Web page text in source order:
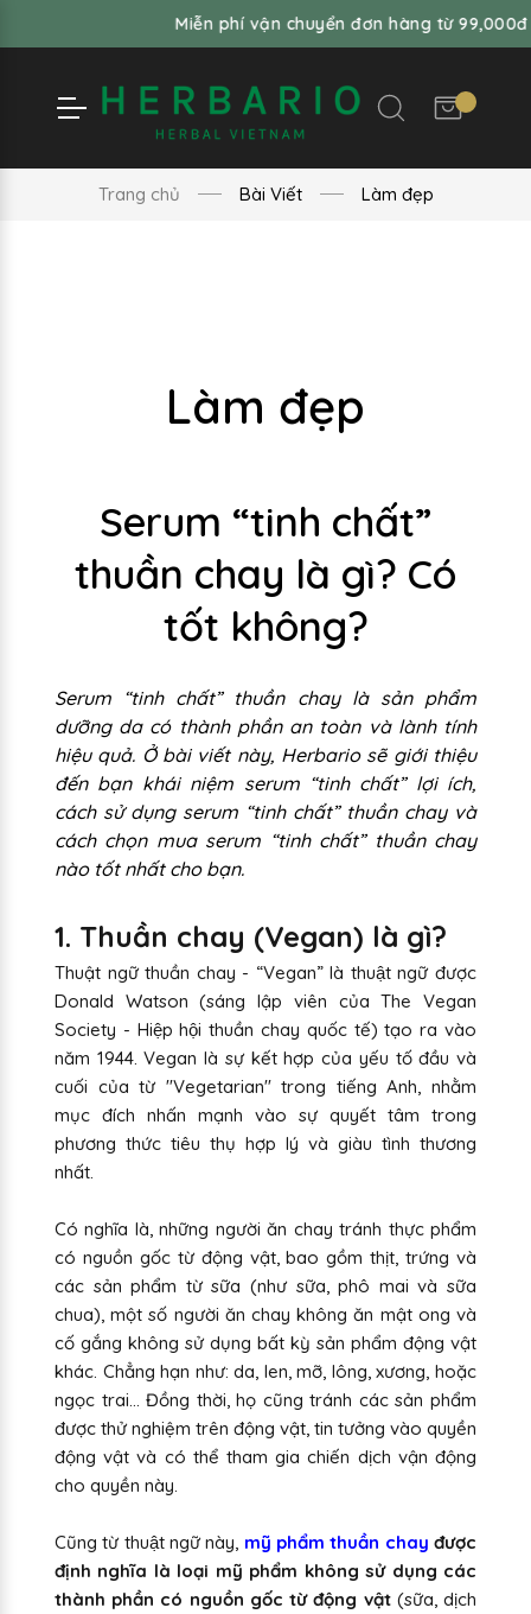
Miễn phí vận chuyển đơn hàng từ 99,000đ
Trang chủ Bài Viết Làm đẹp
Làm đẹp
Serum “tinh chất”
thuần chay là gì? Có
tốt không?
Serum “tinh chất” thuần chay là sản phẩm
dưỡng da có thành phần an toàn và lành tính
hiệu quả. Ở bài viết này, Herbario sẽ giới thiệu
đến bạn khái niệm serum “tinh chất” lợi ích,
cách sử dụng serum “tinh chất” thuần chay và
cách chọn mua serum “tinh chất” thuần chay
nào tốt nhất cho bạn.
1. Thuần chay (Vegan) là gì?
Thuật ngữ thuần chay - “Vega n” là thuật ngữ được
Donald Watson (sáng lập viên của The Vegan
S ociety - Hiệp hội thuần chay quốc tế) tạo ra vào
năm 1944. Vegan là sự kết hợp của yếu tố đầu và
cuối của từ "Vegetarian" trong tiếng Anh, nhằm
mục đích nhấn mạnh vào sự quyết tâm trong
phương thức tiêu thụ hợp lý và giàu tình thương
nhất.
Có nghĩa là, những người ăn chay tránh thực phẩm
có nguồn gốc từ động vật, bao gồm thịt, trứng và
các sản phẩm từ sữa (như sữa, phô mai và sữa
chua), một số người ăn chay không ăn mật ong và
cố gắng không sử dụng bất kỳ sản phẩm động vật
khác. Chẳng hạn như: da, len, mỡ, lông, xương, hoặc
ngọc trai... Đồng thời, họ cũng tránh các sản phẩm
được thử nghiệm trên động vật, tin tưởng vào quyền
động vật và có thể tham gia chiến dịch vận động
cho quyền này.
Cũng từ thuật ngữ này, mỹ phẩm thuần chay được
định nghĩa là loại mỹ phẩm không sử dụng các
thành phần có nguồn gốc từ động vật(sữa, dịch